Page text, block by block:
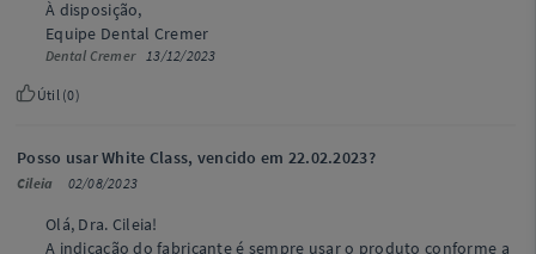
À disposição,
Equipe Dental Cremer
Dental Cremer13/12/2023
Útil (0)
Posso usar White Class, vencido em 22.02.2023?
Cileia 02/08/2023
Olá, Dra. Cileia!
A indicação do fabricante é sempre usar o produto conforme a